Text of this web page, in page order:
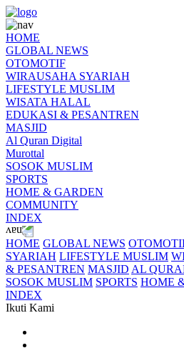
HOME
GLOBAL NEWS
OTOMOTIF
WIRAUSAHA SYARIAH
LIFESTYLE MUSLIM
WISATA HALAL
EDUKASI & PESANTREN
MASJID
Al Quran Digital
Murottal
SOSOK MUSLIM
SPORTS
HOME & GARDEN
COMMUNITY
INDEX
HOME GLOBAL NEWS
SYARIAH LIFESTYLE MUSLIM
& PESANTREN MASJID AL
SOSOK MUSLIM SPORTS HOME
INDEX
Ikuti Kami